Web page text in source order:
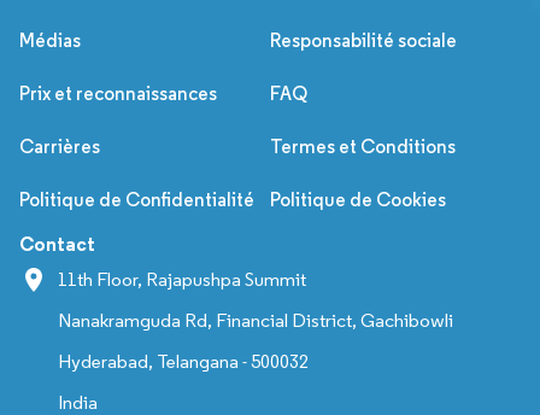
Médias Responsabilité sociale
Prix et reconnaissances FAQ
Carrières Termes et Conditions
Politique de Confidentialité Politique de Cookies
Contact
11th Floor, Rajapushpa Summit
Nanakramguda Rd, Financial District, Gachibowli
Hyderabad, Telangana - 500032
India